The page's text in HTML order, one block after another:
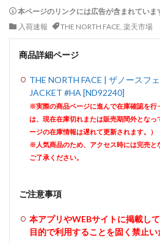
本ページのリンクには広告が含まれていま
入荷速報
THE NORTH FACE, 楽天市場
商品詳細ページ
THE NORTH FACE | ザノースフ
JACKET #HA [ND92240]
※実際の商品ページに進んで在庫確認を行
は、現在在庫切れまたは販売期間外とな
ージの在庫情報は遅れて更新されます。）
※人気商品のため、アクセス時には完売と
ご了承ください。
ご注意事項
本アプリやWEBサイトに掲載し
目的で利用することを固く禁止い